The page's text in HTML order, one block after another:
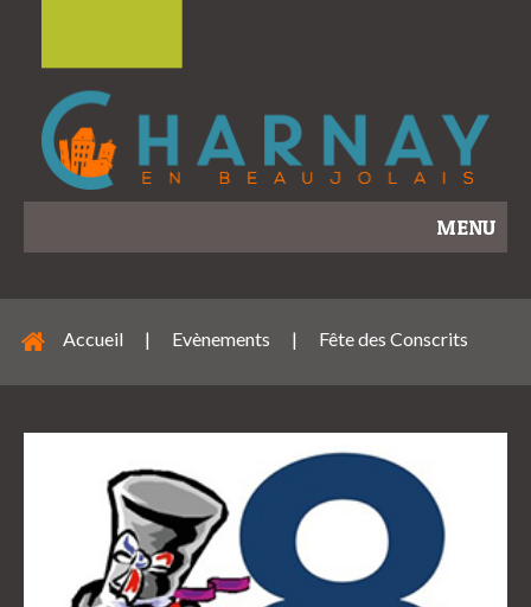
MENU
Accueil | Evènements | Fête des Conscrits